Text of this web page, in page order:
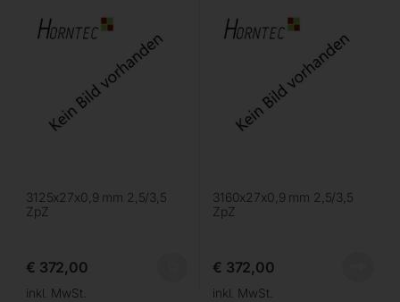
3125x27x0,9 mm 2,5/3,5
ZpZ
€ 372,00
inkl. MwSt.
3160x27x0,9 mm 2,5/3,5
ZpZ
€ 372,00
inkl. MwSt.